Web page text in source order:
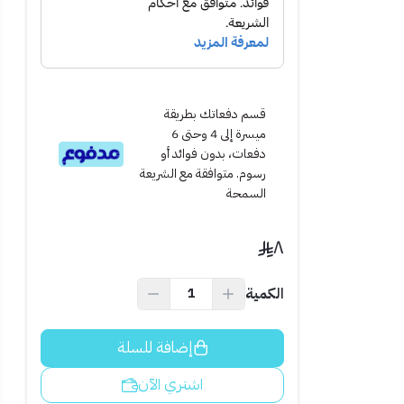
قسم دفعاتك بطريقة
ميسرة إلى 4 وحتى 6
دفعات، بدون فوائد أو
رسوم. متوافقة مع الشريعة
السمحة
٨
الكمية
إضافة للسلة
اشتري الآن